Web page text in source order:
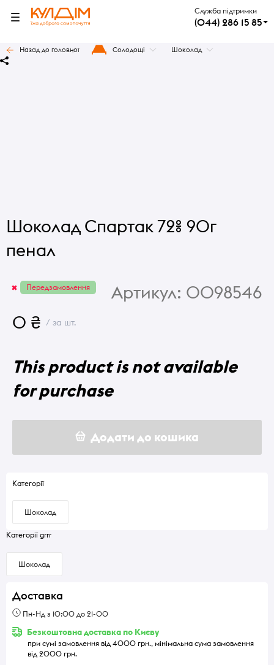
Служба підтримки
(044) 286 15 85
Назад до головної Солодощі Шоколад
Шоколад Спартак 72% 90г
пенал
Передзамовлення Артикул: 0098546
0 ₴ / за шт.
This product is not available
for purchase
Додати до кошика
Категорії
Шоколад
Категорії grrr
Шоколад
Доставка
Пн-Нд з 10:00 до 21-00
Безкоштовна доставка по Києву
при сумі замовлення від 4000 грн., мінімальна сума замовлення
від 2000 грн.